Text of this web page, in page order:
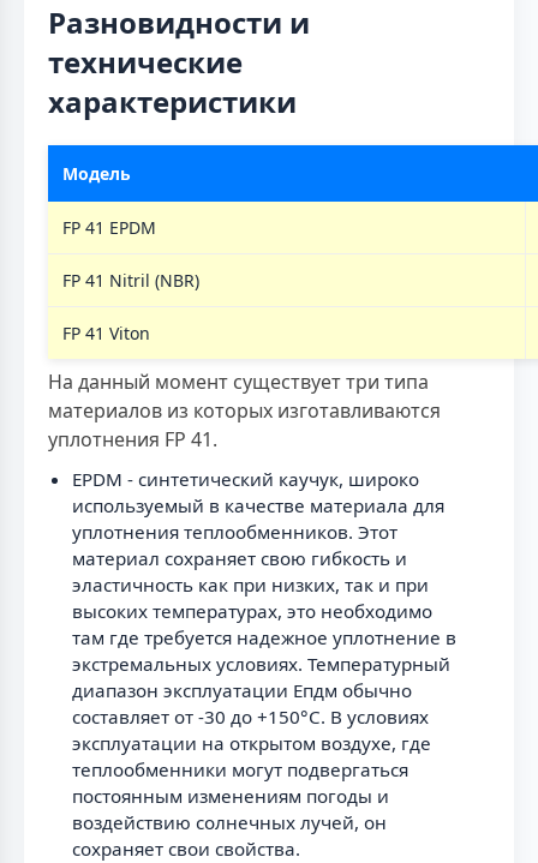
Разновидности и
технические
характеристики
Модель
FP 41 EPDM
FP 41 Nitril (NBR)
FP 41 Viton
На данный момент существует три типа
материалов из которых изготавливаются
уплотнения FP 41.
EPDM - синтетический каучук, широко
используемый в качестве материала для
уплотнения теплообменников. Этот
материал сохраняет свою гибкость и
эластичность как при низких, так и при
высоких температурах, это необходимо
там где требуется надежное уплотнение в
экстремальных условиях. Температурный
диапазон эксплуатации Епдм обычно
составляет от -30 до +150°C. В условиях
эксплуатации на открытом воздухе, где
теплообменники могут подвергаться
постоянным изменениям погоды и
воздействию солнечных лучей, он
сохраняет свои свойства.